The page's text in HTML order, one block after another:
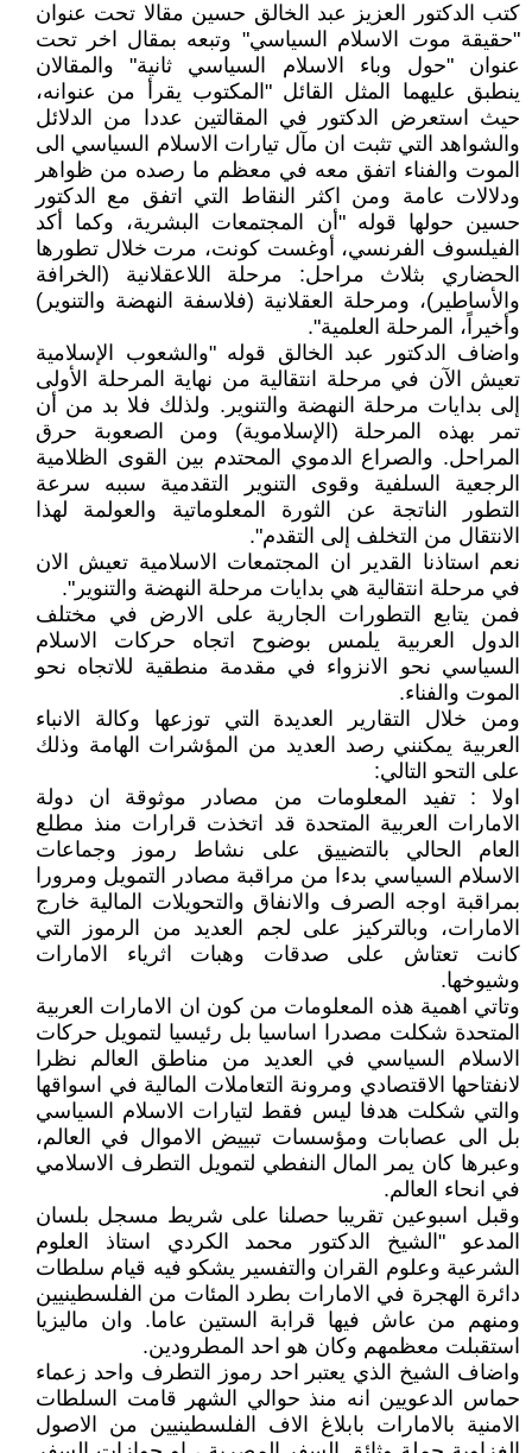
كتب الدكتور العزيز عبد الخالق حسين مقالا تحت عنوان
"حقيقة موت الاسلام السياسي" وتبعه بمقال اخر تحت
عنوان "حول وباء الاسلام السياسي ثانية" والمقالان
ينطبق عليهما المثل القائل "المكتوب يقرأ من عنوانه،
حيث استعرض الدكتور في المقالتين عددا من الدلائل
والشواهد التي تثبت ان مآل تيارات الاسلام السياسي الى
الموت والفناء اتفق معه في معظم ما رصده من ظواهر
ودلالات عامة ومن اكثر النقاط التي اتفق مع الدكتور
حسين حولها قوله "أن المجتمعات البشرية، وكما أكد
الفيلسوف الفرنسي، أوغست كونت، مرت خلال تطورها
الحضاري بثلاث مراحل: مرحلة اللاعقلانية (الخرافة
والأساطير)، ومرحلة العقلانية (فلاسفة النهضة والتنوير)
وأخيراً، المرحلة العلمية".
واضاف الدكتور عبد الخالق قوله "والشعوب الإسلامية
تعيش الآن في مرحلة انتقالية من نهاية المرحلة الأولى
إلى بدايات مرحلة النهضة والتنوير. ولذلك فلا بد من أن
تمر بهذه المرحلة (الإسلاموية) ومن الصعوبة حرق
المراحل. والصراع الدموي المحتدم بين القوى الظلامية
الرجعية السلفية وقوى التنوير التقدمية سببه سرعة
التطور الناتجة عن الثورة المعلوماتية والعولمة لهذا
الانتقال من التخلف إلى التقدم".
نعم استاذنا القدير ان المجتمعات الاسلامية تعيش الان
في مرحلة انتقالية هي بدايات مرحلة النهضة والتنوير".
فمن يتابع التطورات الجارية على الارض في مختلف
الدول العربية يلمس بوضوح اتجاه حركات الاسلام
السياسي نحو الانزواء في مقدمة منطقية للاتجاه نحو
الموت والفناء.
ومن خلال التقارير العديدة التي توزعها وكالة الانباء
العربية يمكنني رصد العديد من المؤشرات الهامة وذلك
على التحو التالي:
اولا : تفيد المعلومات من مصادر موثوقة ان دولة
الامارات العربية المتحدة قد اتخذت قرارات منذ مطلع
العام الحالي بالتضييق على نشاط رموز وجماعات
الاسلام السياسي بدءا من مراقبة مصادر التمويل ومرورا
بمراقبة اوجه الصرف والانفاق والتحويلات المالية خارج
الامارات، وبالتركيز على لجم العديد من الرموز التي
كانت تعتاش على صدقات وهبات اثرياء الامارات
وشيوخها.
وتاتي اهمية هذه المعلومات من كون ان الامارات العربية
المتحدة شكلت مصدرا اساسيا بل رئيسيا لتمويل حركات
الاسلام السياسي في العديد من مناطق العالم نظرا
لانفتاحها الاقتصادي ومرونة التعاملات المالية في اسواقها
والتي شكلت هدفا ليس فقط لتيارات الاسلام السياسي
بل الى عصابات ومؤسسات تبييض الاموال في العالم،
وعبرها كان يمر المال النفطي لتمويل التطرف الاسلامي
في انحاء العالم.
وقبل اسبوعين تقريبا حصلنا على شريط مسجل بلسان
المدعو "الشيخ الدكتور محمد الكردي استاذ العلوم
الشرعية وعلوم القران والتفسير يشكو فيه قيام سلطات
دائرة الهجرة في الامارات بطرد المئات من الفلسطينيين
ومنهم من عاش فيها قرابة الستين عاما. وان ماليزيا
استقبلت معظمهم وكان هو احد المطرودين.
واضاف الشيخ الذي يعتبر احد رموز التطرف واحد زعماء
حماس الدعويين انه منذ حوالي الشهر قامت السلطات
الامنية بالامارات بابلاغ الاف الفلسطينيين من الاصول